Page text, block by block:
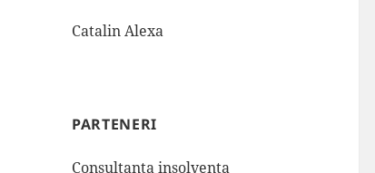
Catalin Alexa
PARTENERI
Consultanta insolventa